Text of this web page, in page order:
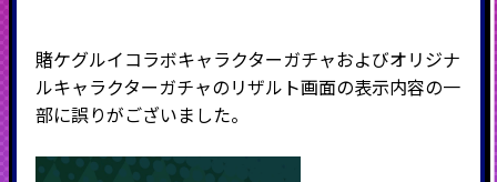
賭ケグルイコラボキャラクターガチャおよびオリジナ
ルキャラクターガチャのリザルト画面の表示内容の一
部に誤りがございました。